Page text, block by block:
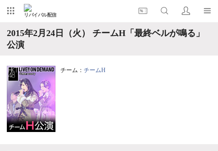
リバイバル配信
2015年2月24日（火） チームH「最終ベルが鳴る」
公演
チーム： チームH